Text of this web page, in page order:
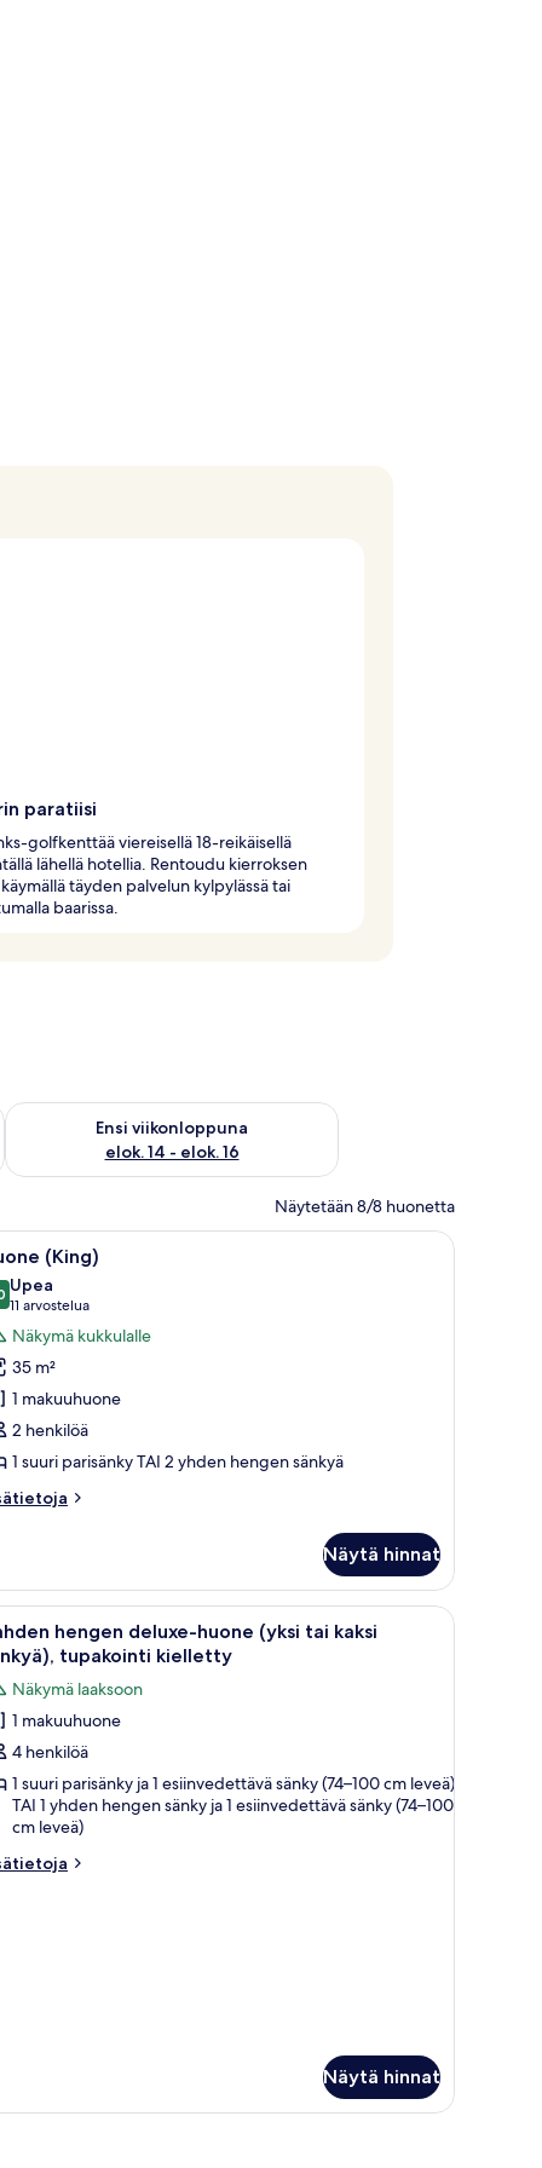
paratiisi
golfkenttää viereisellä 18-reikäisellä
lähellä hotellia. Rentoudu kierroksen
täyden palvelun kylpylässä tai
baarissa.
7 - elok. 9
Ensi viikonloppuna
elok. 14 - elok. 16
Tarkista ensi viikonlopun saatavuus elok. 14 - elok. 16
Näytetään 8/8 huonetta
nojaa kaiteeseen, ja taustalla näkyy olutpullo.Pariskunta istuu sängyllä, ja heillä on
4 (King)
kautta 10
Upea
11 arvostelua
(11
arvostelua)
Näkymä kukkulalle
35 m²
1 makuuhuone
2 henkilöä
1 suuri parisänky TAI 2 yhden hengen sänkyä
Näytä hinnat
Kahden hengen deluxe-huone (yksi tai
1
hengen deluxe-huone (yksi tai kaksi
tupakointi kielletty
Näkymä laaksoon
1 makuuhuone
4 henkilöä
1 suuri parisänky ja 1 esiinvedettävä sänky (74–100 cm leveä)
TAI 1 yhden hengen sänky ja 1 esiinvedettävä sänky (74–100
cm leveä)
Näytä hinnat
ja seinään kiinnitetty valaisin.